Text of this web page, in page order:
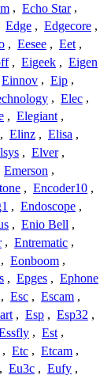
, Echo Star ,
Edge , Edgecore ,
, Eesee , Eet ,
, Eigeek , Eigen
Einnov , Eip ,
, Elec ,
, Elegiant ,
, Elinz , Elisa ,
, Elver ,
Emerson ,
, Encoder10 ,
, Endoscope ,
, Enio Bell ,
, Entrematic ,
, Eonboom ,
, Epges , Ephone
, Esc , Escam ,
, Esp , Esp32 ,
, Est ,
, Etc , Etcam ,
, Eu3c , Eufy ,